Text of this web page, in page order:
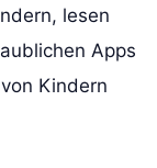
lesen
Apps
Kindern